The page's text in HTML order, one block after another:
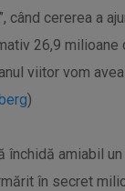
când cererea a
26,9
viitor vom
)
amiabil
în secret